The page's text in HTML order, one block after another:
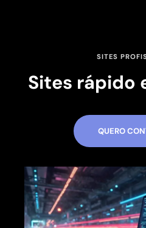
SITES
Sites rápido
QUERO